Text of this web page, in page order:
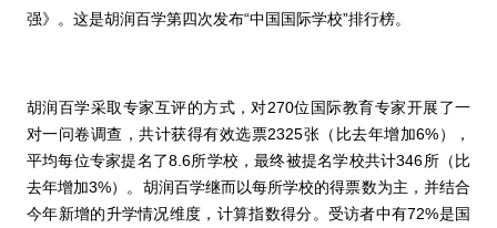
强》
。这是胡润百学第四次发布“中国国际学校”排行榜。
胡润百学采取专家互评的方式，对270位国际教育专家开展了一
对一问卷调查，共计获得有效选票2325张（比去年增加6%），
平均每位专家提名了8.6所学校，最终被提名学校共计346所（比
去年增加3%）。胡润百学继而以每所学校的得票数为主，并结合
今年新增的升学情况维度，计算指数得分。受访者中有72%是国